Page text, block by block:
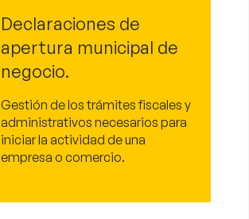
Declaraciones de
apertura municipal de
negocio.
Gestión de los trámites fiscales y
administrativos necesarios para
iniciar la actividad de una
empresa o comercio.